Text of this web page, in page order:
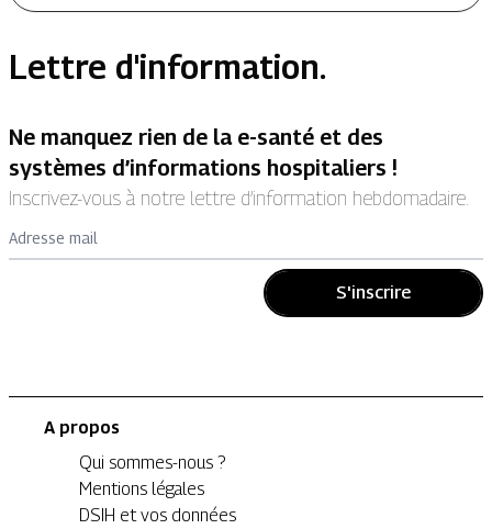
Lettre d'information.
Ne manquez rien de la e-santé et des
systèmes d’informations hospitaliers !
Inscrivez-vous à notre lettre d’information hebdomadaire.
Adresse mail
S'inscrire
A propos
Qui sommes-nous ?
Mentions légales
DSIH et vos données